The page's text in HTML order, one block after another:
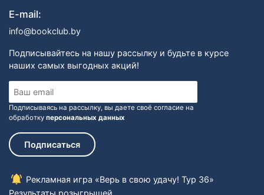
E-mail:
info@bookclub.by
Подписывайтесь на нашу рассылку и будьте в курсе
наших самых выгодных акций!
Подписываясь на рассылку, вы даете своё согласие на
обработку персональных данных
Подписаться
Рекламная игра «Верь в свою удачу! Тур 36»